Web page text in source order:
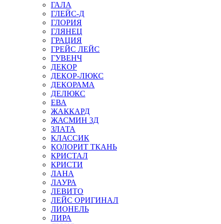
ГАЛА
ГЛЕЙС-Д
ГЛОРИЯ
ГЛЯНЕЦ
ГРАЦИЯ
ГРЕЙС ЛЕЙС
ГУВЕНЧ
ДЕКОР
ДЕКОР-ЛЮКС
ДЕКОРАМА
ДЕЛЮКС
ЕВА
ЖАККАРД
ЖАСМИН 3Д
ЗЛАТА
КЛАССИК
КОЛОРИТ ТКАНЬ
КРИСТАЛ
КРИСТИ
ЛАНА
ЛАУРА
ЛЕВИТО
ЛЕЙС ОРИГИНАЛ
ЛИОНЕЛЬ
ЛИРА